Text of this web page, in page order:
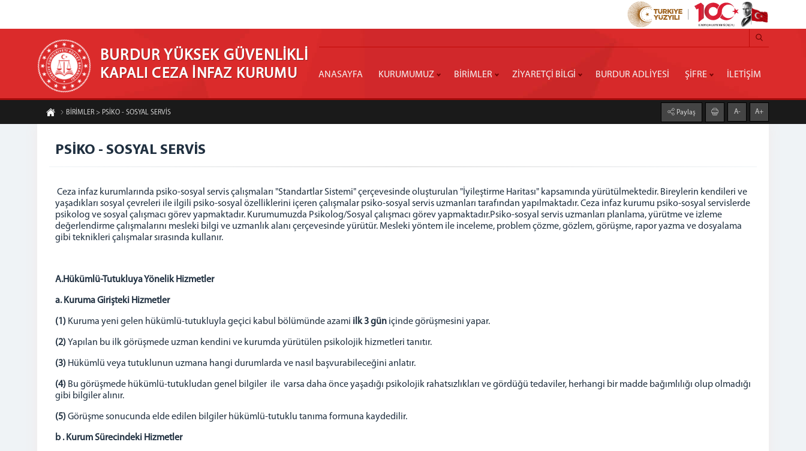
BURDUR YÜKSEK GÜVENLİKLİ
KAPALI CEZA İNFAZ KURUMU ANASAYFA KURUMUMUZ BİRİMLER ZİYARETÇİ BİLGİ BURDUR ADLİYESİ ŞİFRE İLETİŞİM
BİRİMLER > PSİKO - SOSYAL SERVİS Paylaş A- A+
PSİKO - SOSYAL SERVİS
Ceza infaz kurumlarında psiko-sosyal servis çalışmaları "Standartlar Sistemi" çerçevesinde oluşturulan "İyileştirme Haritası" kapsamında yürütülmektedir. Bireylerin kendileri ve
yaşadıkları sosyal çevreleri ile ilgili psiko-sosyal özelliklerini içeren çalışmalar psiko-sosyal servis uzmanları tarafından yapılmaktadır. Ceza infaz kurumu psiko-sosyal servislerde
psikolog ve sosyal çalışmacı görev yapmaktadır. Kurumumuzda Psikolog/Sosyal çalışmacı görev yapmaktadır.Psiko-sosyal servis uzmanları planlama, yürütme ve izleme
değerlendirme çalışmalarını mesleki bilgi ve uzmanlık alanı çerçevesinde yürütür. Mesleki yöntem ile inceleme, problem çözme, gözlem, görüşme, rapor yazma ve dosyalama
gibi teknikleri çalışmalar sırasında kullanır.
A.Hükümlü-Tutukluya Yönelik Hizmetler
a. Kuruma Girişteki Hizmetler
(1) Kuruma yeni gelen hükümlü-tutukluyla geçici kabul bölümünde azami ilk 3 gün içinde görüşmesini yapar.
(2) Yapılan bu ilk görüşmede uzman kendini ve kurumda yürütülen psikolojik hizmetleri tanıtır.
(3) Hükümlü veya tutuklunun uzmana hangi durumlarda ve nasıl başvurabileceğini anlatır.
(4) Bu görüşmede hükümlü-tutukludan genel bilgiler ile varsa daha önce yaşadığı psikolojik rahatsızlıkları ve gördüğü tedaviler, herhangi bir madde bağımlılığı olup olmadığı
gibi bilgiler alınır.
(5)Görüşme sonucunda elde edilen bilgiler hükümlü-tutuklu tanıma formuna kaydedilir.
b . Kurum Sürecindeki Hizmetler